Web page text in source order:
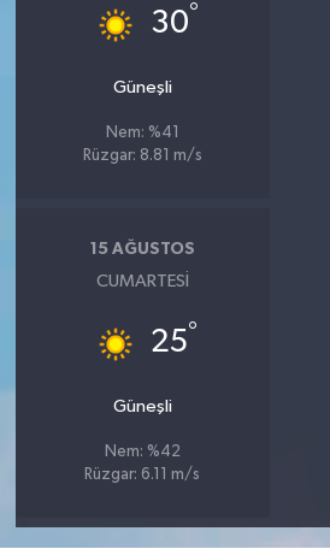
30°
Güneşli
Nem: %41
Rüzgar: 8.81 m/s
15 AĞUSTOS
CUMARTESI
25°
Güneşli
Nem: %42
Rüzgar: 6.11 m/s
ASAYİŞ
ÇEVRE
YARIŞMALAR
TANITIM
HABERDE İNSAN